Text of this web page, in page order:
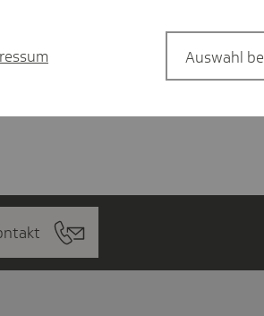
Auswahl